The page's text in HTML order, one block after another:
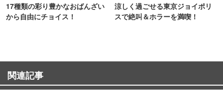
17種類の彩り豊かなおばんざい
から自由にチョイス！
涼しく過ごせる東京ジョイポリ
スで絶叫＆ホラーを満喫！
関連記事